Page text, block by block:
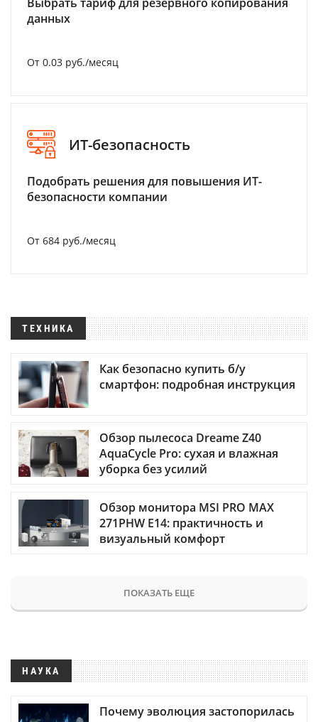
данных
От 0.03 руб./месяц
ИТ-безопасность
Подобрать решения для повышения ИТ-
безопасности компании
От 684 руб./месяц
ТЕХНИКА
Как безопасно купить б/у
смартфон: подробная инструкция
Обзор пылесоса Dreame Z40
AquaCycle Pro: сухая и влажная
уборка без усилий
Обзор монитора MSI PRO MAX
271PHW E14: практичность и
визуальный комфорт
ПОКАЗАТЬ ЕЩЕ
НАУКА
Почему эволюция застопорилась